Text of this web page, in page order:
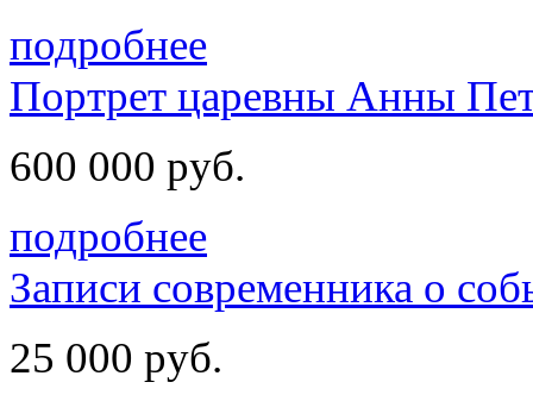
подробнее
Портрет царевны Анны
600 000 руб.
подробнее
Записи современника о
25 000 руб.